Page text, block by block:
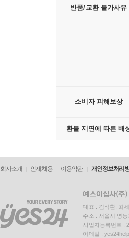
반품/교환 불가사유
소비자 피해보상
환불 지연에 따른 배
회사소개 인재채용 이용약관 개인정보처리
대표 : 김석환, 최
주소 : 서울시 영
사업자등록번호 :
이메일 :